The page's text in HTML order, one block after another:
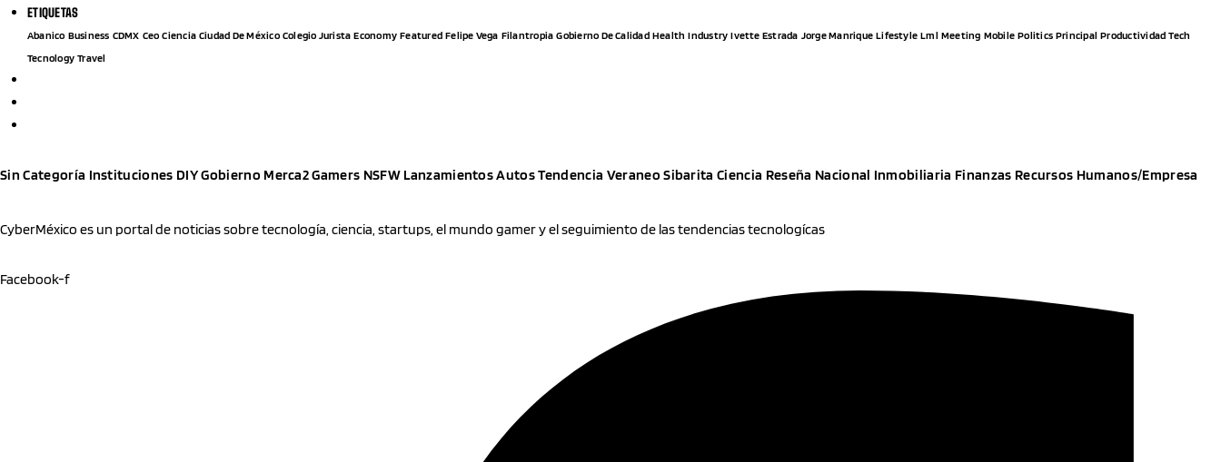
ETIQUETAS
Abanico Business CDMX Ceo Ciencia Ciudad De México Colegio Jurista Economy Featured Felipe Vega Filantropia Gobierno De Calidad Health Industry Ivette Estrada Jorge Manrique Lifestyle Lml Meeting Mobile Politics Principal Productividad Tech
Tecnology Travel
Sin Categoría Instituciones DIYGobierno Merca2Gamers NSFW LanzamientosAutosTendencia Veraneo Sibarita Ciencia Reseña Nacional Inmobiliaria Finanzas Recursos Humanos/empresa
CyberMéxico es un portal de noticias sobre tecnología, ciencia, startups, el mundo gamer y el seguimiento de las tendencias tecnologícas
Facebook-f